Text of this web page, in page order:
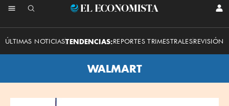
El
Economista
ÚLTIMAS NOTICIASTENDENCIAS:REPORTES TRIMESTRALESREVISIÓN
WALMART